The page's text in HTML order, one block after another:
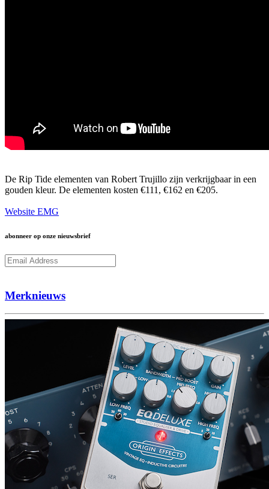
De Rip Tide elementen van Robert Trujillo zijn verkrijgbaar in een
gouden kleur. De elementen kosten €111, €162 en €205.
Website EMG
abonneer op onze nieuwsbrief
Merknieuws